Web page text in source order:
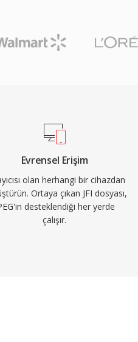
Evrensel Erişim
olan herhangi bir cihazdan
Ortaya çıkan JFI dosyası,
desteklendiği her yerde
çalışır.